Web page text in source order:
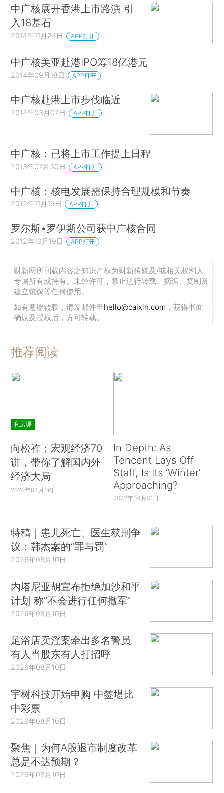
中广核展开香港上市路演 引
入18基石
2014年11月24日 APP打开
中广核美亚赴港IPO筹18亿港元
2014年09月18日 APP打开
中广核赴港上市步伐临近
2014年03月07日 APP打开
中广核：已将上市工作提上日程
2013年07月30日 APP打开
中广核：核电发展需保持合理规模和节奏
2012年11月19日 APP打开
罗尔斯•罗伊斯公司获中广核合同
2012年10月19日 APP打开
财新网所刊载内容之知识产权为财新传媒及/或相关权利人
专属所有或持有。未经许可，禁止进行转载、摘编、复制及
建立镜像等任何使用。
如有意愿转载，请发邮件至hello@caixin.com ，获得书面
确认及授权后，方可转载。
推荐阅读
私房课
向松祚：宏观经济70
讲，带你了解国内外
经济大局
2022年04月06日
In Depth: As
Tencent Lays Off
Staff, Is Its ‘Winter’
Approaching?
2022年04月01日
特稿｜患儿死亡、医生获刑争
议：韩杰案的“罪与罚”
2026年08月10日
内塔尼亚胡宣布拒绝加沙和平
计划 称“不会进行任何撤军”
2026年08月10日
足浴店卖淫案牵出多名警员
有人当股东有人打招呼
2026年08月10日
宇树科技开始申购 中签堪比
中彩票
2026年08月10日
聚焦｜为何A股退市制度改革
总是不达预期？
2026年08月10日